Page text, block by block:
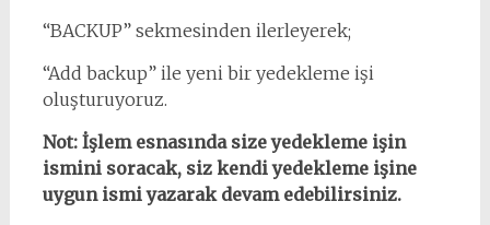
“BACKUP” sekmesinden ilerleyerek;
“Add backup” ile yeni bir yedekleme işi
oluşturuyoruz.
Not: İşlem esnasında size yedekleme işin
ismini soracak, siz kendi yedekleme işine
uygun ismi yazarak devam edebilirsiniz.